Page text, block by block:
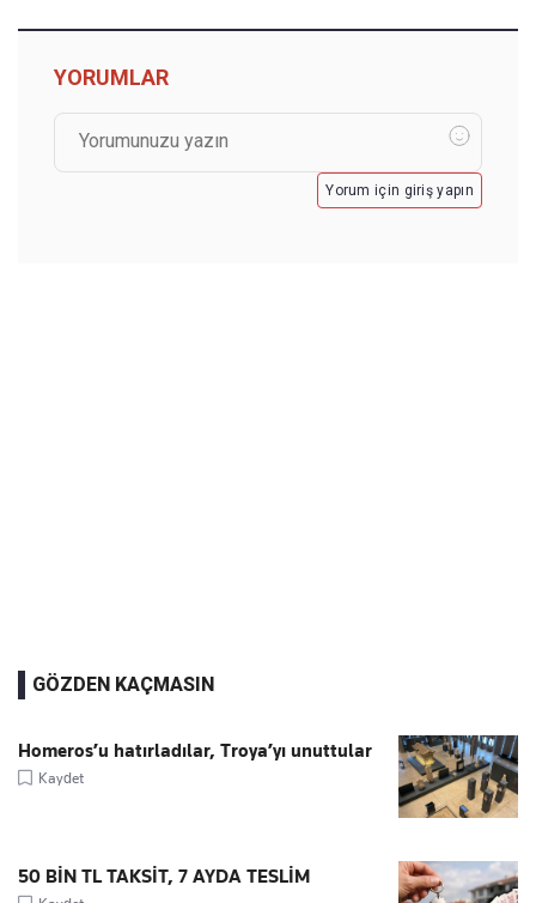
YORUMLAR
Yorum için giriş yapın
GÖZDEN KAÇMASIN
Homeros’u hatırladılar, Troya’yı unuttular
Kaydet
50 BİN TL TAKSİT, 7 AYDA TESLİM